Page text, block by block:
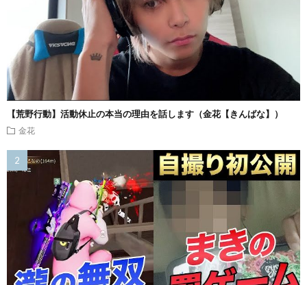
【荒野行動】活動休止の本当の理由を話します（金花【きんばな】）
金花